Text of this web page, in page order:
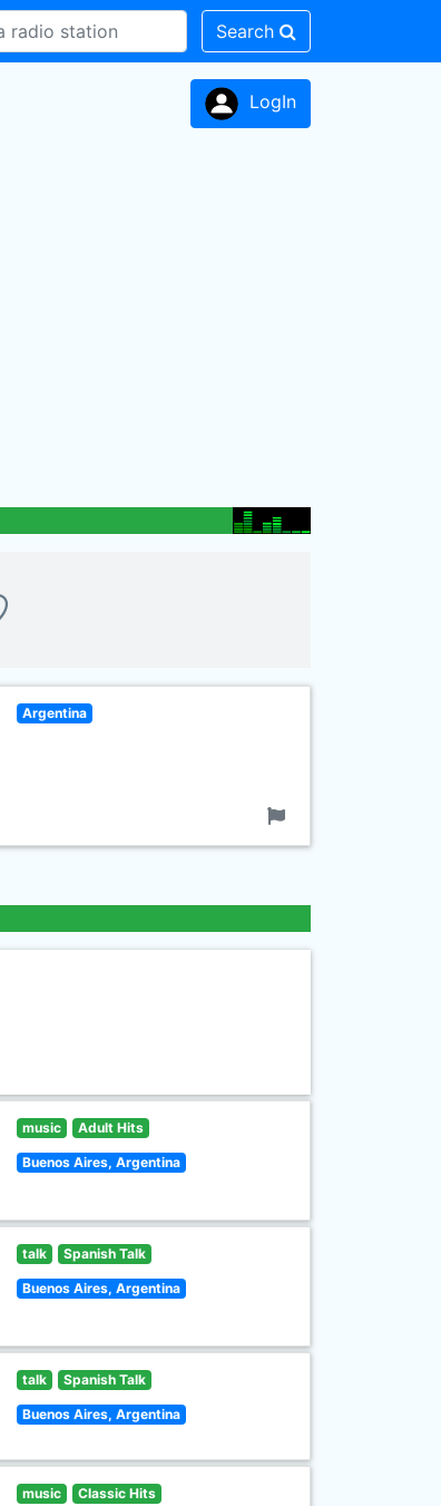
Search
LogIn
Argentina
music Adult Hits
Buenos Aires, Argentina
talk Spanish Talk
Buenos Aires, Argentina
talk Spanish Talk
Buenos Aires, Argentina
music Classic Hits